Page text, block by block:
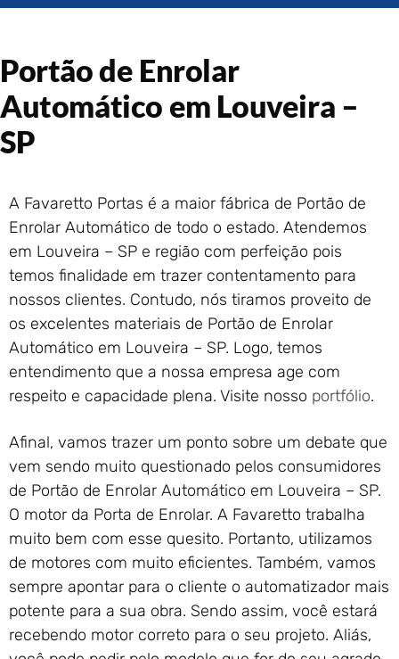
Portão de Garagem de
Portão de Garagem de
Enrolar em Queimados – RJ
Portão de Garagem de
Portão de Garagem de
Enrolar em Nova Iguaçu – RJ
Portão de Garagem de
Enrolar em Nova Friburgo –
RJ
Portão de Enrolar
Automático em Louveira –
SP
A Favaretto Portas é a maior fábrica de Portão de
Enrolar Automático de todo o estado. Atendemos
em Louveira – SP e região com perfeição pois
temos finalidade em trazer contentamento para
nossos clientes. Contudo, nós tiramos proveito de
os excelentes materiais de Portão de Enrolar
Automático em Louveira – SP. Logo, temos
entendimento que a nossa empresa age com
respeito e capacidade plena. Visite nosso portfólio.
Afinal, vamos trazer um ponto sobre um debate que
vem sendo muito questionado pelos consumidores
de Portão de Enrolar Automático em Louveira – SP.
O motor da Porta de Enrolar. A Favaretto trabalha
muito bem com esse quesito. Portanto, utilizamos
de motores com muito eficientes. Também, vamos
sempre apontar para o cliente o automatizador mais
potente para a sua obra. Sendo assim, você estará
recebendo motor correto para o seu projeto. Aliás,